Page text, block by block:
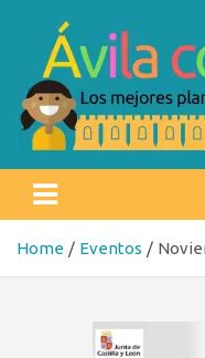
content
Ávila con
Home Eventos